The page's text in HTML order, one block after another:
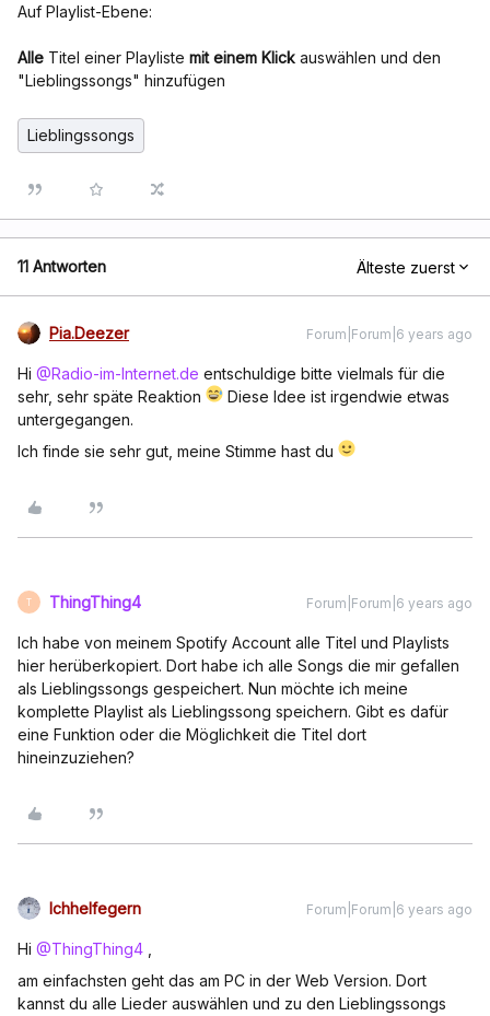
Auf Playlist-Ebene:
Alle Titel einer Playliste mit einem Klick auswählen und den
"Lieblingssongs" hinzufügen
Lieblingssongs
11 Antworten Älteste zuerst
Pia.Deezer Forum|Forum|6 years ago
Hi @Radio-im-Internet.de entschuldige bitte vielmals für die
sehr, sehr späte Reaktion
Diese Idee ist irgendwie etwas
untergegangen.
Ich finde sie sehr gut, meine Stimme hast du
T ThingThing4 Forum|Forum|6 years ago
Ich habe von meinem Spotify Account alle Titel und Playlists
hier herüberkopiert. Dort habe ich alle Songs die mir gefallen
als Lieblingssongs gespeichert. Nun möchte ich meine
komplette Playlist als Lieblingssong speichern. Gibt es dafür
eine Funktion oder die Möglichkeit die Titel dort
hineinzuziehen?
Ichhelfegern Forum|Forum|6 years ago
Hi @ThingThing4
am einfachsten geht das am PC in der Web Version. Dort
kannst du alle Lieder auswählen und zu den Lieblingssongs